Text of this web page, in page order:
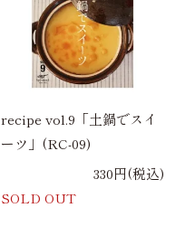
recipe vol.9「土鍋でスイ
ーツ」(RC-09)
330円(税込)
SOLD OUT